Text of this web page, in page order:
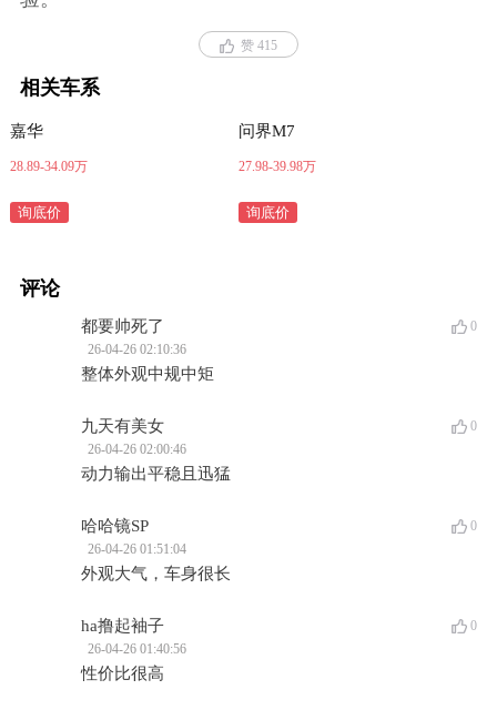
赞 415
相关车系
嘉华
28.89-34.09万
询底价
问界M7
27.98-39.98万
询底价
评论
都要帅死了
0
26-04-26 02:10:36
整体外观中规中矩
九天有美女
0
26-04-26 02:00:46
动力输出平稳且迅猛
哈哈镜SP
0
26-04-26 01:51:04
外观大气，车身很长
ha撸起袖子
0
26-04-26 01:40:56
性价比很高